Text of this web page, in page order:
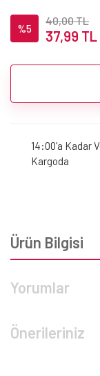
%5
40,00 TL
37,99 TL
14:00'a Kadar
Kargoda
Ürün Bilgisi
Yorumlar
Önerileriniz